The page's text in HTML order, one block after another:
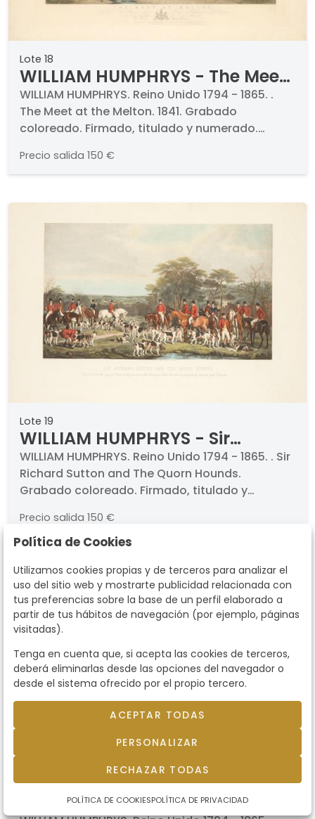
Lote 18
WILLIAM HUMPHRYS - The Meet
at the Melton
WILLIAM HUMPHRYS. Reino Unido 1794 - 1865. .
The Meet at the Melton. 1841. Grabado
coloreado. Firmado, titulado y numerado.
Precio salida 150 €
Lote 19
WILLIAM HUMPHRYS - Sir
Richard Sutton and The Quorn
Hounds
WILLIAM HUMPHRYS. Reino Unido 1794 - 1865. . Sir
Richard Sutton and The Quorn Hounds.
Grabado coloreado. Firmado, titulado y
Precio salida 150 €
Lote 20
WILLIAM HUMPHRYS - The Meet
Política de Cookies
Utilizamos cookies propias y de terceros para analizar el
uso del sitio web y mostrarte publicidad relacionada con
tus preferencias sobre la base de un perfil elaborado a
partir de tus hábitos de navegación (por ejemplo, páginas
visitadas).
Tenga en cuenta que, si acepta las cookies de terceros,
deberá eliminarlas desde las opciones del navegador o
desde el sistema ofrecido por el propio tercero.
ACEPTAR TODAS
PERSONALIZAR
RECHAZAR TODAS
POLÍTICA DE COOKIESPOLÍTICA DE PRIVACIDAD